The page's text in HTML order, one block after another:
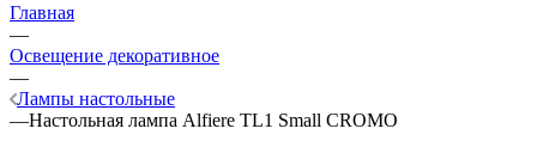
Главная
—
Освещение декоративное
—
Лампы настольные
—Настольная лампа Alfiere TL1 Small CROMO